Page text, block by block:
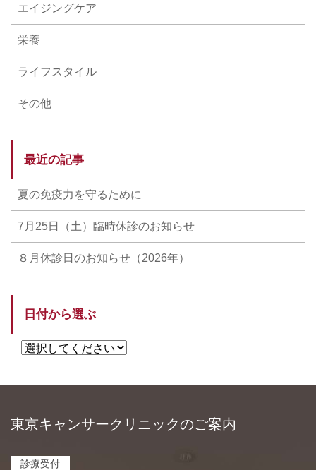
エイジングケア
栄養
ライフスタイル
その他
最近の記事
夏の免疫力を守るために
7月25日（土）臨時休診のお知らせ
８月休診日のお知らせ（2026年）
日付から選ぶ
東京キャンサークリニックのご案内
診療受付